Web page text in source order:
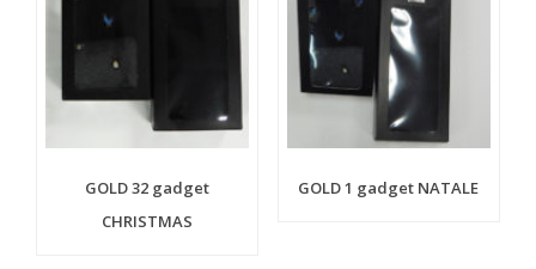
GOLD 32 gadget
CHRISTMAS
GOLD 1 gadget NATALE